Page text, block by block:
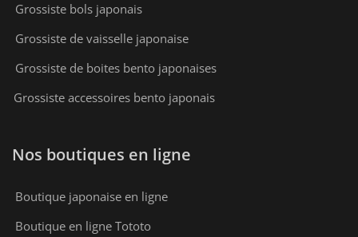
Grossiste bols japonais
Grossiste de vaisselle japonaise
Grossiste de boites bento japonaises
Grossiste accessoires bento japonais
Nos boutiques en ligne
Boutique japonaise en ligne
Boutique en ligne Tototo